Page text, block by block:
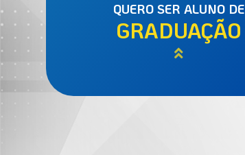
QUERO SER ALUNO DE
GRADUAÇÃO